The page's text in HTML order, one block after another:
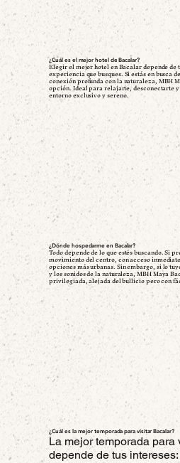
¿Cuál es el mejor hotel de Bacalar?
Elegir el mejor hotel en Bacalar depende
experiencia que busques. Si estás en busca
conexión profunda con la naturaleza, MBH
opción. Ideal para relajarte, desconectarte
entorno exclusivo y sereno.
¿Dónde hospedarme en Bacalar?
Todo depende de lo que estés buscando. Si
movimiento del centro, con acceso
opciones más urbanas. Sin embargo, si lo
y los sonidos de la naturaleza, MBH Maya
privilegiada, alejada del bullicio pero con
¿Cuál es la mejor temporada para visitar Bacalar?
La mejor temporada para
depende de tus intereses: